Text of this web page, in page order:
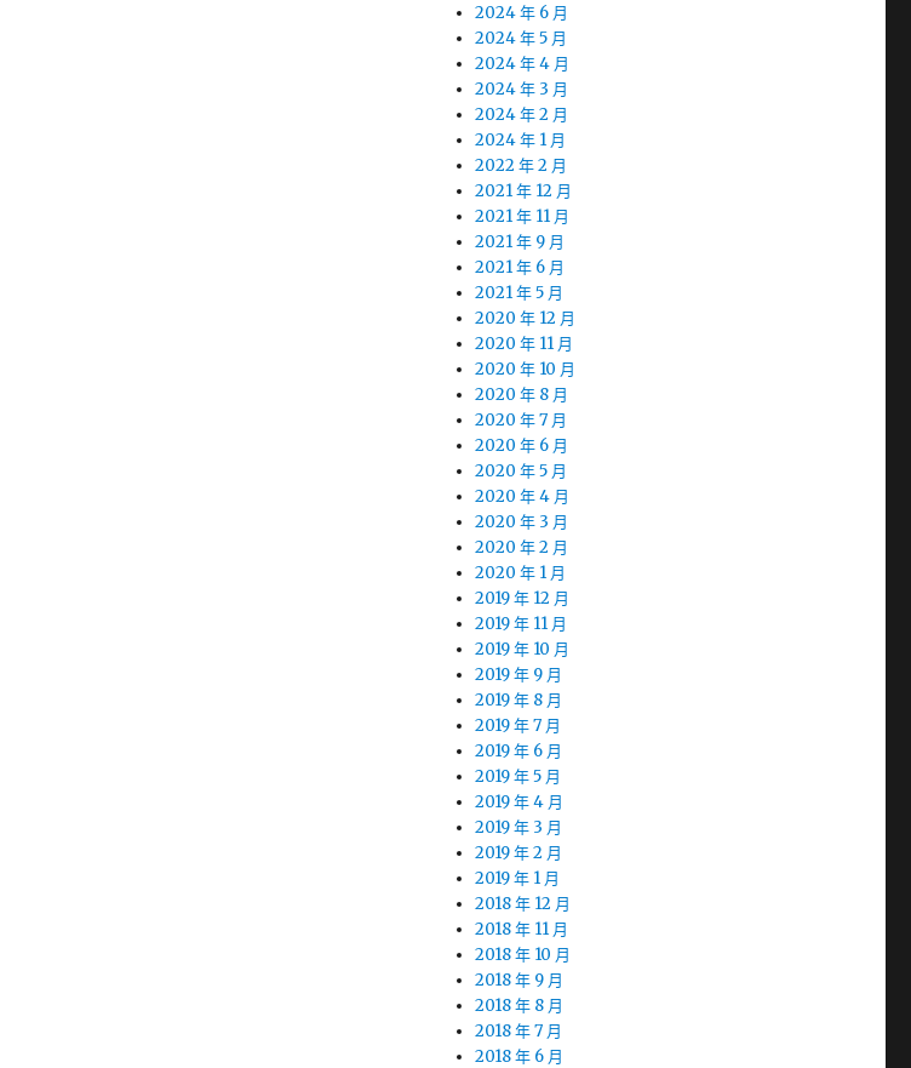
2024 年 6 月
2024 年 5 月
2024 年 4 月
2024 年 3 月
2024 年 2 月
2024 年 1 月
2022 年 2 月
2021 年 12 月
2021 年 11 月
2021 年 9 月
2021 年 6 月
2021 年 5 月
2020 年 12 月
2020 年 11 月
2020 年 10 月
2020 年 8 月
2020 年 7 月
2020 年 6 月
2020 年 5 月
2020 年 4 月
2020 年 3 月
2020 年 2 月
2020 年 1 月
2019 年 12 月
2019 年 11 月
2019 年 10 月
2019 年 9 月
2019 年 8 月
2019 年 7 月
2019 年 6 月
2019 年 5 月
2019 年 4 月
2019 年 3 月
2019 年 2 月
2019 年 1 月
2018 年 12 月
2018 年 11 月
2018 年 10 月
2018 年 9 月
2018 年 8 月
2018 年 7 月
2018 年 6 月